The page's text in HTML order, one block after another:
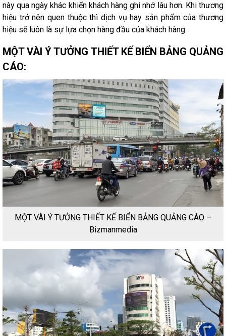
này qua ngày khác khiến khách hàng ghi nhớ lâu hơn. Khi thương
hiệu trở nên quen thuộc thì dịch vụ hay sản phẩm của thương
hiệu sẽ luôn là sự lựa chọn hàng đầu của khách hàng.
MỘT VÀI Ý TƯỞNG THIẾT KẾ BIỂN BẢNG QUẢNG
CÁO:
MỘT VÀI Ý TƯỞNG THIẾT KẾ BIỂN BẢNG QUẢNG CÁO –
Bizmanmedia